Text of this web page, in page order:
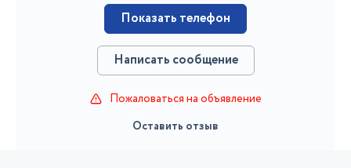
Показать телефон
Написать сообщение
Пожаловаться на объявление
Оставить отзыв